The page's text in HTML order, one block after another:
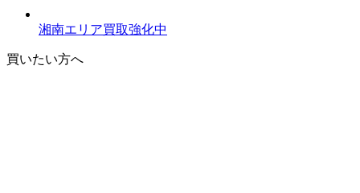
湘南エリア買取強化中
買いたい方へ